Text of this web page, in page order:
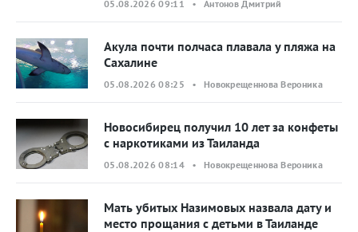
05.08.2026 09:11 • Антонов Дмитрий
Акула почти полчаса плавала у пляжа на
Сахалине
05.08.2026 08:25 • Новокрещеннова Вероника
Новосибирец получил 10 лет за конфеты
с наркотиками из Таиланда
05.08.2026 08:14 • Новокрещеннова Вероника
Мать убитых Назимовых назвала дату и
место прощания с детьми в Таиланде